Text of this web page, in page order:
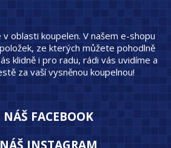
oblasti koupelen. V našem e-shopu
ze kterých můžete pohodlně
klidně i pro radu, rádi vás uvidíme a
za vaší vysněnou koupelnou!
NÁŠ FACEBOOK
NÁŠ INSTAGRAM